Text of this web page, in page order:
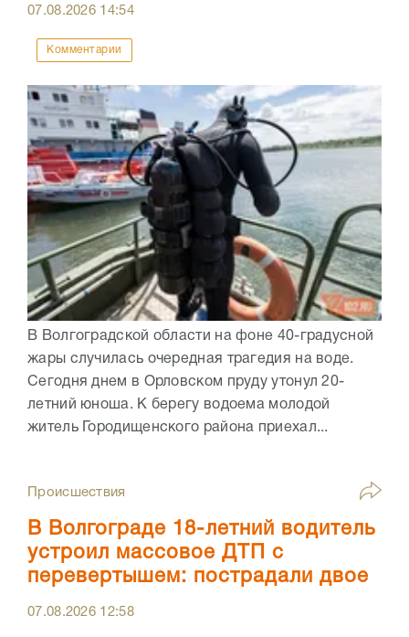
07.08.2026 14:54
Комментарии
В Волгоградской области на фоне 40-градусной
жары случилась очередная трагедия на воде.
Сегодня днем в Орловском пруду утонул 20-
летний юноша. К берегу водоема молодой
житель Городищенского района приехал...
Происшествия
В Волгограде 18-летний водитель
устроил массовое ДТП с
перевертышем: пострадали двое
07.08.2026 12:58